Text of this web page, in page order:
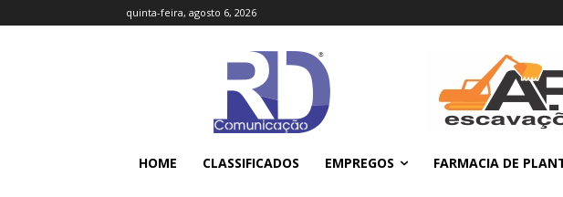
quinta-feira, agosto 6, 2026
HOME CLASSIFICADOS EMPREGOS FARMACIA DE